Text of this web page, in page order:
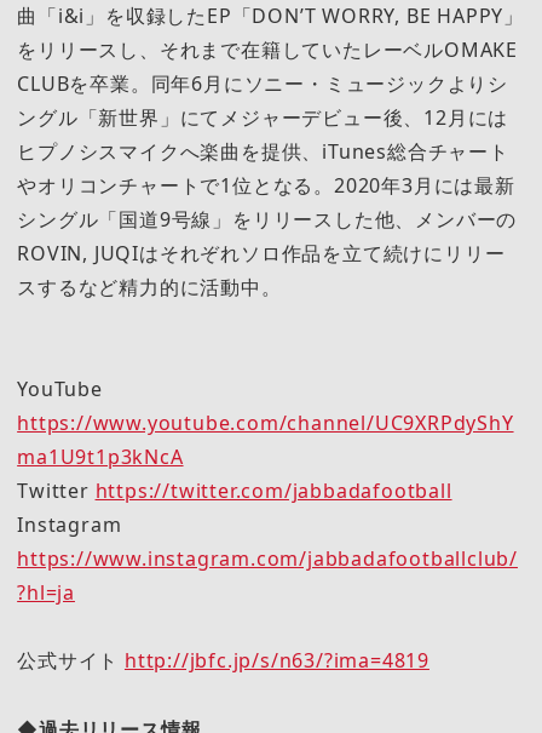
曲「i&i」を収録したEP「DON’T WORRY, BE HAPPY」
をリリースし、それまで在籍していたレーベルOMAKE
CLUBを卒業。同年6月にソニー・ミュージックよりシ
ングル「新世界」にてメジャーデビュー後、12月には
ヒプノシスマイクへ楽曲を提供、iTunes総合チャート
やオリコンチャートで1位となる。2020年3月には最新
シングル「国道9号線」をリリースした他、メンバーの
ROVIN, JUQIはそれぞれソロ作品を立て続けにリリー
スするなど精力的に活動中。
YouTube
https://www.youtube.com/channel/UC9XRPdyShY
ma1U9t1p3kNcA
Twitter https://twitter.com/jabbadafootball
Instagram
https://www.instagram.com/jabbadafootballclub/
?hl=ja
公式サイト http://jbfc.jp/s/n63/?ima=4819